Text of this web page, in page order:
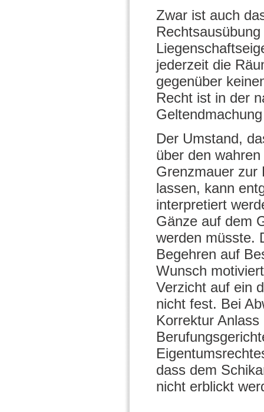
Zwar ist auch
jederzeit die
gegenüber
Recht ist in der
Der Umstand,
über den
Grenzmauer zur
lassen, kann
interpretiert
Gänze auf dem
werden müsste.
Begehren auf
Wunsch
Verzicht auf ein
nicht fest. Bei
Korrektur
dass dem
nicht erblickt